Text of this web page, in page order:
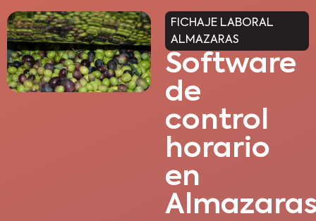
FICHAJE LABORAL
ALMAZARAS
Software
de
control
horario
en